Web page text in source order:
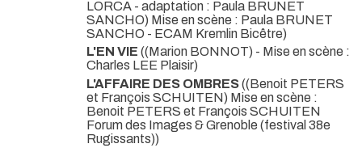
LORCA - adaptation : Paula BRUNET
SANCHO) Mise en scène : Paula BRUNET
SANCHO - ECAM Kremlin Bicêtre)
L'EN VIE ((Marion BONNOT) - Mise en scène :
Charles LEE Plaisir)
L'AFFAIRE DES OMBRES((Benoit PETERS
et François SCHUITEN) Mise en scène :
Benoit PETERS et François SCHUITEN
Forum des Images & Grenoble (festival 38e
Rugissants))